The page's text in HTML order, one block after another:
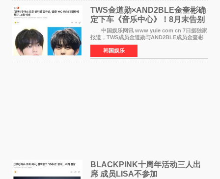
TWS金道勋×AND2BLE金奎彬确
定下车《音乐中心》！8月末告别
MC席位
中国娱乐网讯 www yule com cn 7日据独家
报道，TWS成员金道勋与AND2BLE成员金奎彬
将于8月离开《音乐中心》MC的位置。 金道
勋与金奎彬于去年3月与H2H A-NA一起被选为
《音乐中心》MC，约1
韩国娱乐
BLACKPINK十周年活动三人出
席 成员LISA不参加